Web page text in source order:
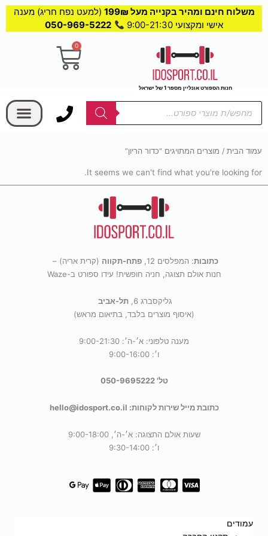
משלוח חינם ומהיר בקנייה מעל 199₪
(למעט נפח חריג) מענה
אישי ומקצועי 9:00-21:30
050-969-5222
חנות הספורט אונליין מספר 1 של ישראל
0
עגלת
Products
search
עמוד הבית / מוצרים המתויגים “כדור הריון”
It seems we can't find what you're looking for.
כתובות: המפלסים 12, פתח-תקווה (קרית אריה) –
חנות אולם תצוגה, חניה חופשית! עידו ספורט ב-Waze
גליקסברג 6,
תל-אביב
(איסוף מוצרים בלבד, בתיאום מראש)
מענה טלפוני: א׳-ה׳: 9:00-21:30
ו׳: 9:00-16:00
טל' 050-9695222
כתובת מייל שירות לקוחות: hello@idosport.co.il
שעות אולם התצוגה: א׳-ה׳, 9:00-18:00
ו׳: 9:30-14:00
עמודים